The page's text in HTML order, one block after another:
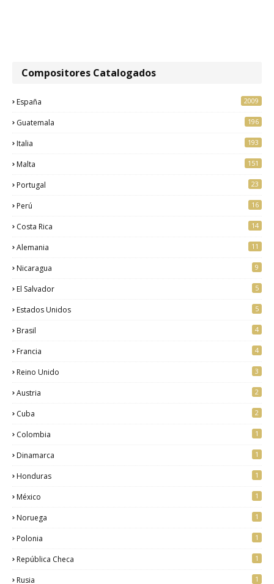
Compositores Catalogados
España 2009
Guatemala 196
Italia 193
Malta 151
Portugal 23
Perú 16
Costa Rica 14
Alemania 11
Nicaragua 9
El Salvador 5
Estados Unidos 5
Brasil 4
Francia 4
Reino Unido 3
Austria 2
Cuba 2
Colombia 1
Dinamarca 1
Honduras 1
México 1
Noruega 1
Polonia 1
República Checa 1
Rusia 1